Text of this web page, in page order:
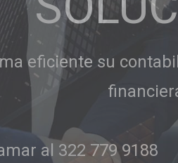
sólidas con
y confianza para
comerciales y
al 322 779 9188